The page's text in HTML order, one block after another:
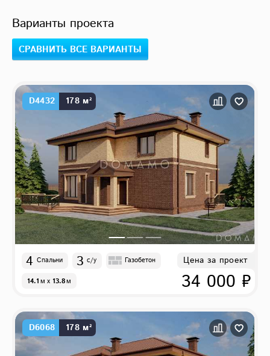
Варианты проекта
СРАВНИТЬ ВСЕ ВАРИАНТЫ
D4432 178 м²
4 Спальни 3 с/у Газобетон
14.1м x 13.8м
Цена за проект
34 000 ₽
D6068 178 м²